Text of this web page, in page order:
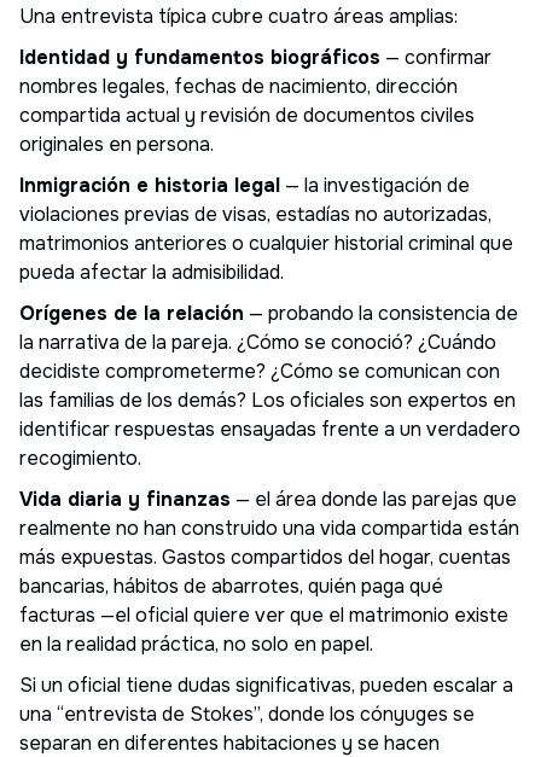
Una entrevista típica cubre cuatro áreas amplias:
Identidad y fundamentos biográficos — confirmar
nombres legales, fechas de nacimiento, dirección
compartida actual y revisión de documentos civiles
originales en persona.
Inmigración e historia legal — la investigación de
violaciones previas de visas, estadías no autorizadas,
matrimonios anteriores o cualquier historial criminal que
pueda afectar la admisibilidad.
Orígenes de la relación — probando la consistencia de
la narrativa de la pareja. ¿Cómo se conoció? ¿Cuándo
decidiste comprometerme? ¿Cómo se comunican con
las familias de los demás? Los oficiales son expertos en
identificar respuestas ensayadas frente a un verdadero
recogimiento.
Vida diaria y finanzas — el área donde las parejas que
realmente no han construido una vida compartida están
más expuestas. Gastos compartidos del hogar, cuentas
bancarias, hábitos de abarrotes, quién paga qué
facturas —el oficial quiere ver que el matrimonio existe
en la realidad práctica, no solo en papel.
Si un oficial tiene dudas significativas, pueden escalar a
una “entrevista de Stokes”, donde los cónyuges se
separan en diferentes habitaciones y se hacen